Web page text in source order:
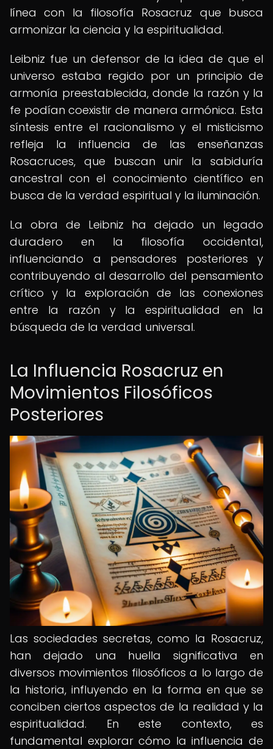
línea con la filosofía Rosacruz que busca
armonizar la ciencia y la espiritualidad.
Leibniz fue un defensor de la idea de que el
universo estaba regido por un principio de
armonía preestablecida, donde la razón y la
fe podían coexistir de manera armónica. Esta
síntesis entre el racionalismo y el misticismo
refleja la influencia de las enseñanzas
Rosacruces, que buscan unir la sabiduría
ancestral con el conocimiento científico en
busca de la verdad espiritual y la iluminación.
La obra de Leibniz ha dejado un legado
duradero en la filosofía occidental,
influenciando a pensadores posteriores y
contribuyendo al desarrollo del pensamiento
crítico y la exploración de las conexiones
entre la razón y la espiritualidad en la
búsqueda de la verdad universal.
La Influencia Rosacruz en
Movimientos Filosóficos
Posteriores
Las sociedades secretas, como la Rosacruz,
han dejado una huella significativa en
diversos movimientos filosóficos a lo largo de
la historia, influyendo en la forma en que se
conciben ciertos aspectos de la realidad y la
espiritualidad. En este contexto, es
fundamental explorar cómo la influencia de